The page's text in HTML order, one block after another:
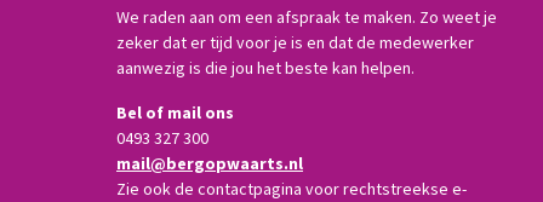
We raden aan om een afspraak te maken. Zo weet je
zeker dat er tijd voor je is en dat de medewerker
aanwezig is die jou het beste kan helpen.
Bel of mail ons
0493 327 300
mail@bergopwaarts.nl
Zie ook de contactpagina voor rechtstreekse e-